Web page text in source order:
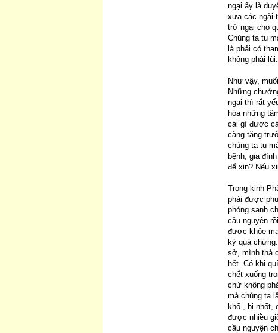
ngại ấy là
xưa các ngài
trở ngại cho
Chúng ta tu
là phải có
không phải lùi.
Như vậy,
Những
ngại thì rất
hóa những
cái gì được
càng tăng
chúng ta tu
bệnh, gia
để xin? Nếu
Trong kinh
phải được
phóng sanh
cầu nguyện
được khỏe
kỷ quá
sở, mình thả
hết. Có khi
chết xuống
chứ không
mà chúng ta
khổ , bị nhốt,
được nhiều
cầu nguyện